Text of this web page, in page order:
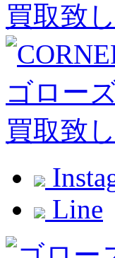
Line